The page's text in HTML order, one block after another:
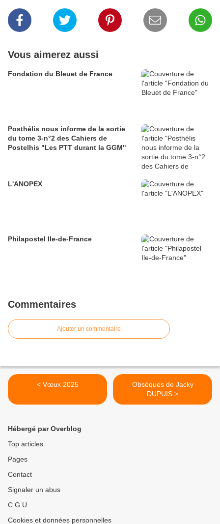
Vous aimerez aussi
Fondation du Bleuet de France
Posthélis nous informe de la sortie
du tome 3-n°2 des Cahiers de
Postelhis "Les PTT durant la GGM"
L'ANOPEX
Philapostel Ile-de-France
Commentaires
Ajouter un commentaire
< Vœux 2025
Obsèques de Jacky
DUPUIS >
Hébergé par Overblog
Top articles
Pages
Contact
Signaler un abus
C.G.U.
Cookies et données personnelles